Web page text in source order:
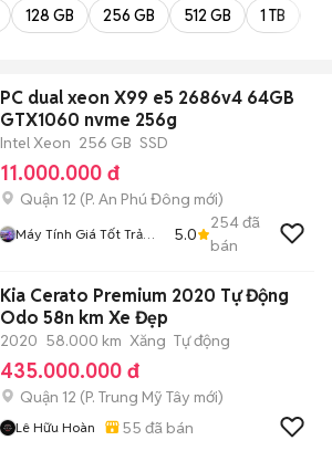
128 GB 256 GB 512 GB 1 TB
PC dual xeon X99 e5 2686v4 64GB
GTX1060 nvme 256g
Intel Xeon 256 GB SSD
11.000.000 đ
Quận 12 (P. An Phú Đông mới)
Máy Tính Giá Tốt Trả
5.0
254đã
bán
Kia Cerato Premium 2020 Tự Động
Odo 58n km Xe Đẹp
2020 58.000 km Xăng Tự động
435.000.000 đ
Quận 12 (P. Trung Mỹ Tây mới)
Lê Hữu Hoàn 55 đã bán